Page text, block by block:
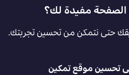
مفيدة لك؟
حتى نتمكن من تحسين تجربتك.
تحسين موقع تمكين